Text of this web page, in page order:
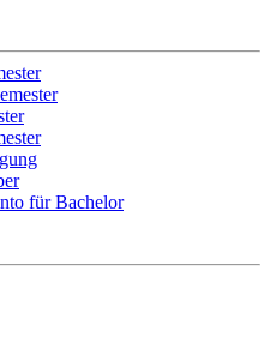
für Bachelor